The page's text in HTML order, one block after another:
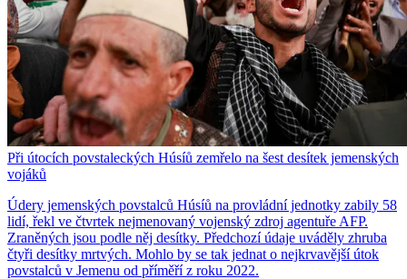
Při útocích povstaleckých Húsíů zemřelo na šest desítek jemenských
vojáků
Údery jemenských povstalců Húsíů na provládní jednotky zabily 58
lidí, řekl ve čtvrtek nejmenovaný vojenský zdroj agentuře AFP.
Zraněných jsou podle něj desítky. Předchozí údaje uváděly zhruba
čtyři desítky mrtvých. Mohlo by se tak jednat o nejkrvavější útok
povstalců v Jemenu od příměří z roku 2022.